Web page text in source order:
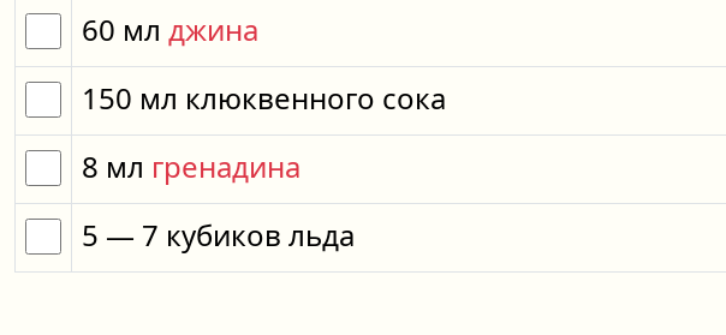
60 мл джина
150 мл клюквенного сока
8 мл гренадина
5 — 7 кубиков льда